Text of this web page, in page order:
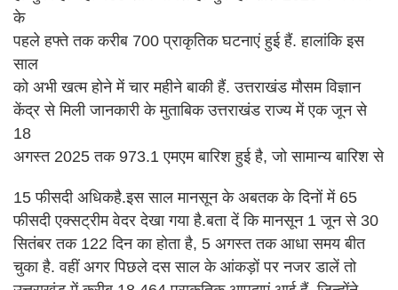
के
पहले हफ्ते तक करीब 700 प्राकृतिक घटनाएं हुई हैं. हालांकि इस
साल
को अभी खत्म होने में चार महीने बाकी हैं. उत्तराखंड मौसम विज्ञान
केंद्र से मिली जानकारी के मुताबिक उत्तराखंड राज्य में एक जून से
18
अगस्त 2025 तक 973.1 एमएम बारिश हुई है, जो सामान्य बारिश से
15 फीसदी अधिकहै.इस साल मानसून के अबतक के दिनों में 65
फीसदी एक्सट्रीम वेदर देखा गया है.बता दें कि मानसून 1 जून से 30
सितंबर तक 122 दिन का होता है, 5 अगस्त तक आधा समय बीत
चुका है. वहीं अगर पिछले दस साल के आंकड़ों पर नजर डालें तो